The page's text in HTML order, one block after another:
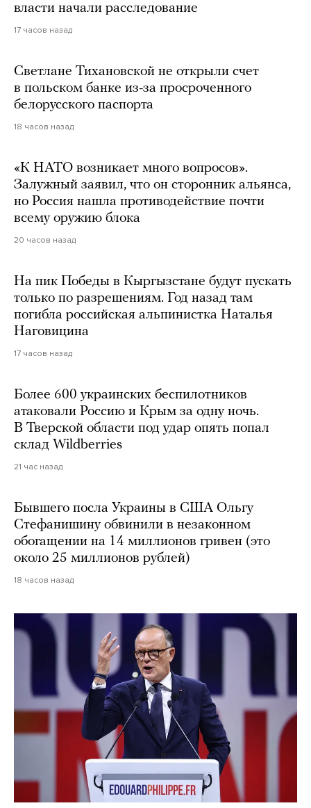
власти начали расследование
17 часов назад
Светлане Тихановской не открыли счет
в польском банке из-за просроченного
белорусского паспорта
18 часов назад
«К НАТО возникает много вопросов».
Залужный заявил, что он сторонник альянса,
но Россия нашла противодействие почти
всему оружию блока
20 часов назад
На пик Победы в Кыргызстане будут пускать
только по разрешениям. Год назад там
погибла российская альпинистка Наталья
Наговицина
17 часов назад
Более 600 украинских беспилотников
атаковали Россию и Крым за одну ночь.
В Тверской области под удар опять попал
склад Wildberries
21 час назад
Бывшего посла Украины в США Ольгу
Стефанишину обвинили в незаконном
обогащении на 14 миллионов гривен (это
около 25 миллионов рублей)
18 часов назад